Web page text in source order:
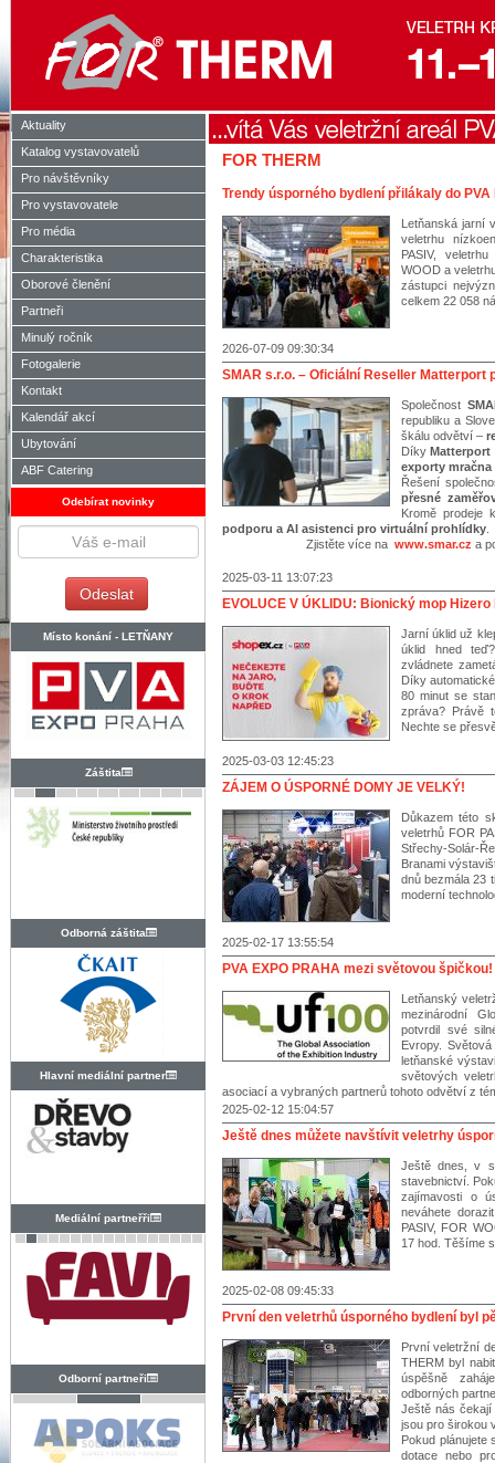
Aktuality
Katalog vystavovatelů
Pro návštěvníky
Pro vystavovatele
Pro média
Charakteristika
Oborové členění
Partneři
Minulý ročník
Fotogalerie
Kontakt
Kalendář akcí
Ubytování
ABF Catering
Odebírat novinky
Místo konání - LETŇANY
Záštita
Odborná záštita
Hlavní mediální partner
Mediální partneřři
Odborní partneři
FOR THERM
Trendy úsporného bydlení přilákaly do
Letňanská jarní
veletrhu
PASIV,
WOOD a
zástupci
celkem 22 058
2026-07-09 09:30:34
SMAR s.r.o. – Oficiální Reseller Matterport
Společnost
republiku a
škálu odvětví –
DíkyMatterport
exporty
Řešení
přesné
Kromě prodeje
podporu a AI asistenci pro virtuální prohlídky
Zjistěte více na www.smar.cz a
2025-03-11 13:07:23
EVOLUCE V ÚKLIDU: Bionický mop
Jarní úklid už
úklid hned
zvládnete
Díky
80 minut se
zpráva? Právě
Nechte se
2025-03-03 12:45:23
ZÁJEM O ÚSPORNÉ DOMY JE VELKÝ!
Důkazem této
veletrhů FOR
Střechy-Solár-
Branami
dnů bezmála 23
moderní
2025-02-17 13:55:54
PVA EXPO PRAHA mezi světovou špičkou!
Letňanský
mezinárodní
potvrdil své
Evropy.
letňanské
světových
asociací a vybraných partnerů tohoto odvětví z
2025-02-12 15:04:57
Ještě dnes můžete navštívit veletrhy
Ještě dnes, v
stavebnictví.
zajímavosti o
neváhete
PASIV, FOR
17 hod. Těšíme
2025-02-08 09:45:33
První den veletrhů úsporného bydlení byl
První veletržní
THERM byl
úspěšně
odborných
Ještě nás čekají
jsou pro širokou
Pokud plánujete
dotace nebo